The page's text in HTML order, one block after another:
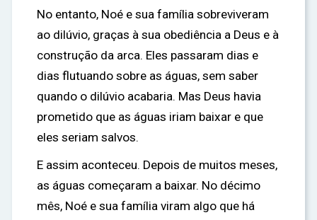
No entanto, Noé e sua família sobreviveram
ao dilúvio, graças à sua obediência a Deus e à
construção da arca. Eles passaram dias e
dias flutuando sobre as águas, sem saber
quando o dilúvio acabaria. Mas Deus havia
prometido que as águas iriam baixar e que
eles seriam salvos.
E assim aconteceu. Depois de muitos meses,
as águas começaram a baixar. No décimo
mês, Noé e sua família viram algo que há